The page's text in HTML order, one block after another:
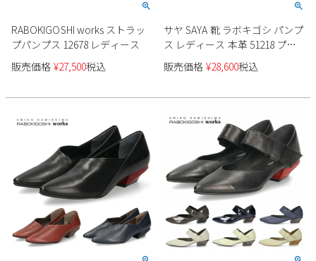
RABOKIGOSHI works ストラッ
プパンプス 12678 レディース
販売価格 ¥27,500税込
サヤ SAYA 靴 ラボキゴシ パンプ
ス レディース 本革 51218 プレ
ーントゥ レースアップパンプ
ス 4cmヒール チャンキーヒー
販売価格 ¥28,600税込